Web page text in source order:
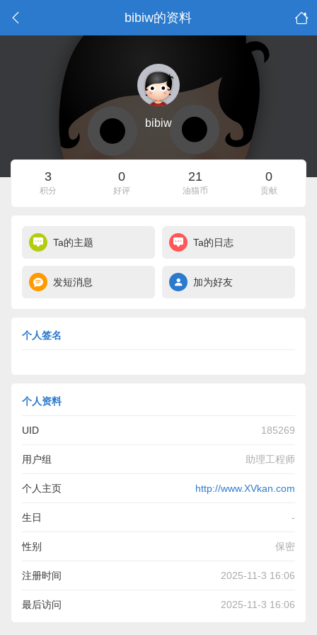
bibiw的资料
bibiw
3
积分
0
好评
21
油猫币
0
贡献
Ta的主题 Ta的日志
发短消息 加为好友
个人签名
个人资料
UID 185269
用户组 助理工程师
个人主页 http://www.XVkan.com
生日 -
性别 保密
注册时间 2025-11-3 16:06
最后访问 2025-11-3 16:06